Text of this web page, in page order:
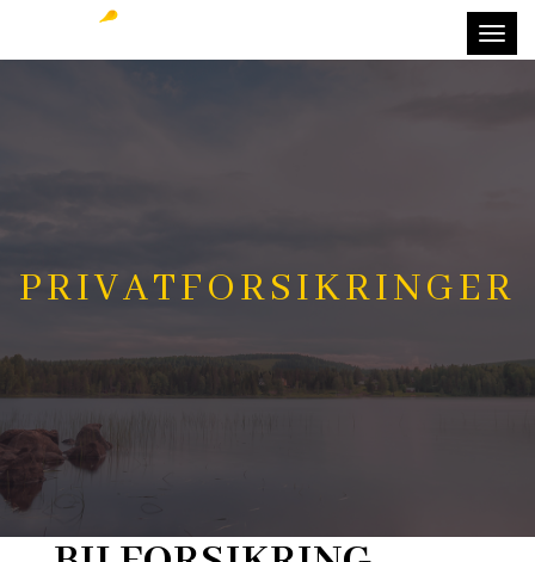
Toggle
PRIVATFORSIKRINGER